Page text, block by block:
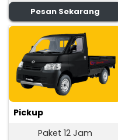
Pesan Sekarang
Pickup
Paket 12 Jam